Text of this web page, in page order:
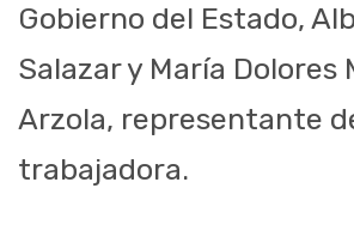
Gobierno del Estado,
Salazar y María Dolores
Arzola, representante
trabajadora.